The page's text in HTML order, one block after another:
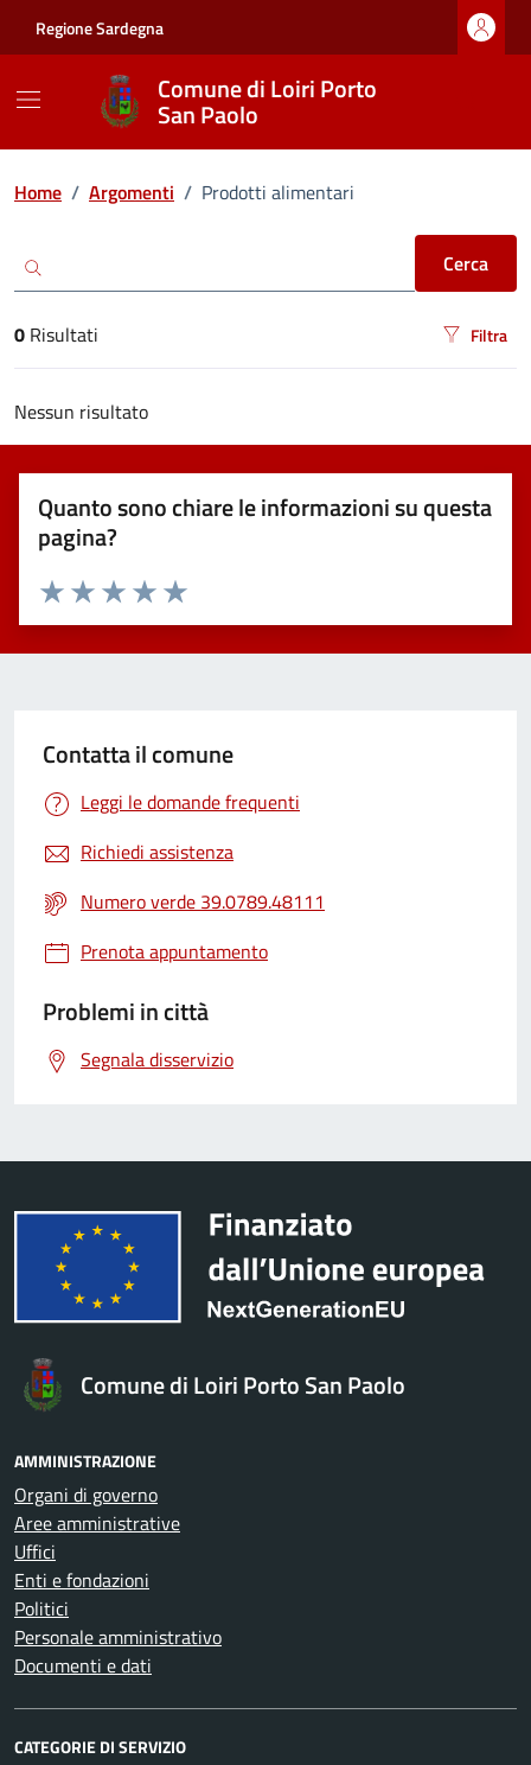
Regione Sardegna
Comune di Loiri Porto
San Paolo
Ricerca
Home / Argomenti / Prodotti alimentari
Cerca
risultati di ricerca
0 Risultati Filtra
Nessun risultato
Quanto sono chiare le informazioni su questa
pagina?
Valuta 5 stelle su 5
Valuta 4 stelle su 5
Valuta 3 stelle su 5
Valuta 2 stelle su 5
Valuta 1 stelle su 5
Contatta il comune
Leggi le domande frequenti
Richiedi assistenza
Numero verde 39.0789.48111
Prenota appuntamento
Problemi in città
Segnala disservizio
Comune di Loiri Porto San Paolo
AMMINISTRAZIONE
Organi di governo
Aree amministrative
Uffici
Enti e fondazioni
Politici
Personale amministrativo
Documenti e dati
CATEGORIE DI SERVIZIO